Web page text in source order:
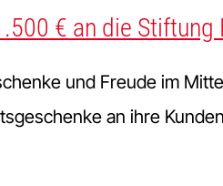
€ an die Stiftung
und Freude im
an ihre